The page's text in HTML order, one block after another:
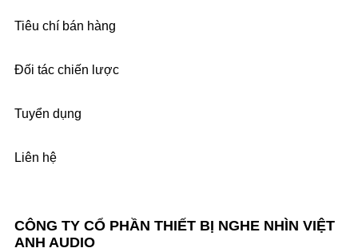
CÔNG TY CỔ PHẦN THIẾT BỊ NGHE NHÌN VIỆT
ANH AUDIO
Tiêu chí bán hàng
Đối tác chiến lược
Tuyển dụng
Liên hệ